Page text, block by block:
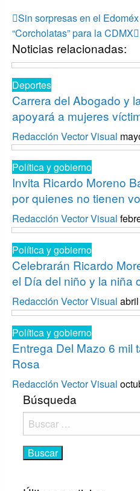
Navegación
de
entradas
Entrada
anterior
Sin sorpresas en el Edoméx
Entrada
siguiente
“Corcholatas” para la CDMX
Noticias relacionadas:
Deportes
Carrera del Abogado y
apoyará a mujeres
Redacción Vector Visual
Política y gobierno
Invita Ricardo Moreno
por quienes no tienen
Redacción Vector Visual
Política y gobierno
Celebrarán Ricardo
el Día del niño y la niña
Redacción Vector Visual
Política y gobierno
Entrega Del Mazo 6 mil
Rosa
Redacción Vector Visual
Búsqueda
Buscar: